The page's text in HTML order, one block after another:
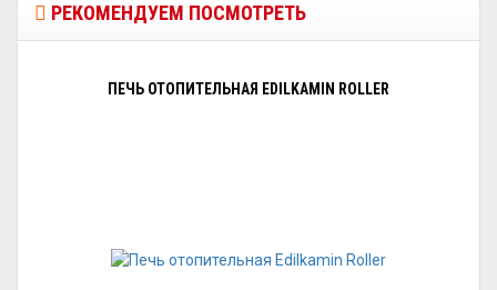
РЕКОМЕНДУЕМ ПОСМОТРЕТЬ
ПЕЧЬ ОТОПИТЕЛЬНАЯ EDILKAMIN ROLLER